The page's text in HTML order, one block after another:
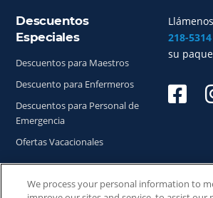
218-5314
su
Descuentos
Especiales
Descuentos para Maestros
Descuento para Enfermeros
Descuentos para Personal de
Emergencia
Ofertas Vacacionales
We process your personal information to